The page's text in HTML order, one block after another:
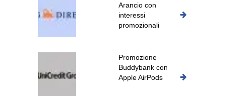
Arancio con
interessi
promozionali
Promozione
Buddybank con
Apple AirPods